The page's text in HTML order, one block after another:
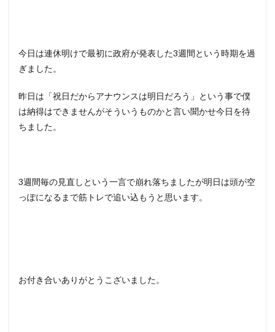
今日は連休明けで最初に政府が発表した3週間という時期を過
ぎました。
昨日は「祝日だからアナウンスは明日だろう」という事で僕
は納得はできませんがそういうものかと言い聞かせ今日を待
ちました。
3週間毎の見直しという一言で崩れ落ちましたが明日は頭が空
っぽになるまで筋トレで追い込もうと思います。
お付き合いありがとうこざいました。